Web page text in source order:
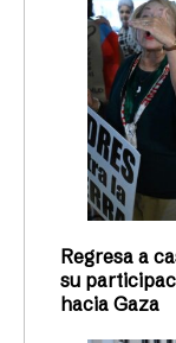
Regresa a
su
hacia Gaza